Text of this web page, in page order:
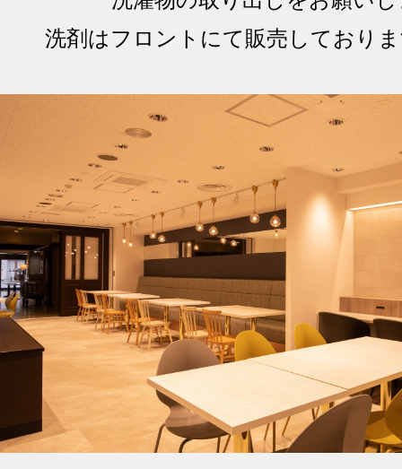
洗剤はフロントにて販売しており